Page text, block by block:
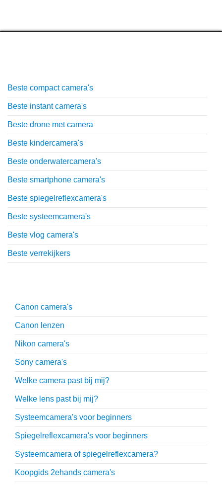
Beste compact camera's
Beste instant camera's
Beste drone met camera
Beste kindercamera's
Beste onderwatercamera's
Beste smartphone camera's
Beste spiegelreflexcamera's
Beste systeemcamera's
Beste vlog camera's
Beste verrekijkers
Canon camera's
Canon lenzen
Nikon camera's
Sony camera's
Welke camera past bij mij?
Welke lens past bij mij?
Systeemcamera's voor beginners
Spiegelreflexcamera's voor beginners
Systeemcamera of spiegelreflexcamera?
Koopgids 2ehands camera's